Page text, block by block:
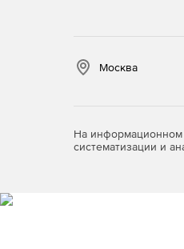
Москва
На
систематизации и